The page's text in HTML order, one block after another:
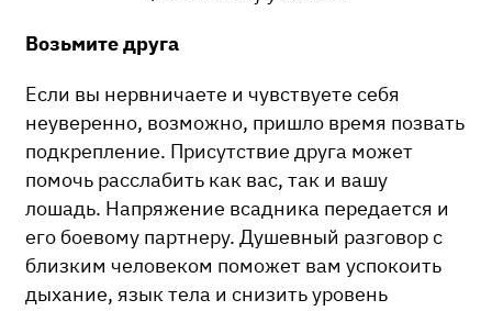
Возьмите друга
Если вы нервничаете и чувствуете себя
неуверенно, возможно, пришло время позвать
подкрепление. Присутствие друга может
помочь расслабить как вас, так и вашу
лошадь. Напряжение всадника передается и
его боевому партнеру. Душевный разговор с
близким человеком поможет вам успокоить
дыхание, язык тела и снизить уровень